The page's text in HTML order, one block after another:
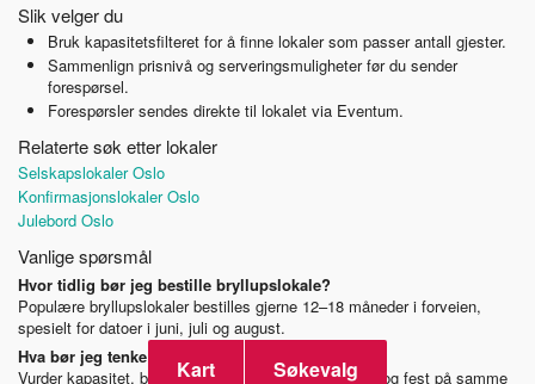
Slik velger du
Bruk kapasitetsfilteret for å finne lokaler som passer antall gjester.
Sammenlign prisnivå og serveringsmuligheter før du sender
forespørsel.
Forespørsler sendes direkte til lokalet via Eventum.
Relaterte søk etter lokaler
Selskapslokaler Oslo
Konfirmasjonslokaler Oslo
Julebord Oslo
Vanlige spørsmål
Hvor tidlig bør jeg bestille bryllupslokale?
Populære bryllupslokaler bestilles gjerne 12–18 måneder i forveien,
spesielt for datoer i juni, juli og august.
Hva bør jeg tenke på ved valg av bryllupslokale?
Vurder kapasitet, beliggenhet, mulighet for seremoni og fest på samme
Kart Søkevalg